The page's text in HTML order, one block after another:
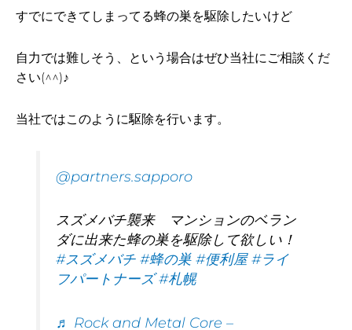
すでにできてしまってる蜂の巣を駆除したいけど
自力では難しそう、という場合はぜひ当社にご相談くだ
さい(^^)♪
当社ではこのように駆除を行います。
@partners.sapporo
スズメバチ襲来 マンションのベラン
ダに出来た蜂の巣を駆除して欲しい！
#スズメバチ #蜂の巣 #便利屋 #ライ
フパートナーズ #札幌
♬ Rock and Metal Core –